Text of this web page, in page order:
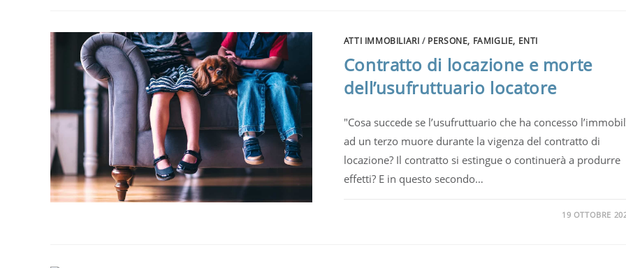
ATTI IMMOBILIARI / PERSONE, FAMIGLIE, ENTI
Contratto di locazione e morte
dell’usufruttuario locatore
"Cosa succede se l’usufruttuario che ha concesso
ad un terzo muore durante la vigenza del contratto di
locazione? Il contratto si estingue o continuerà a produrre
effetti? E in questo secondo…
19 OTTOBRE